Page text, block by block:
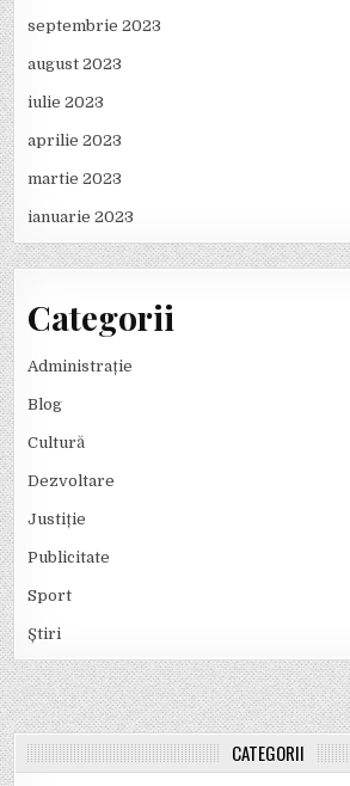
septembrie 2023
august 2023
iulie 2023
aprilie 2023
martie 2023
ianuarie 2023
Categorii
Administrație
Blog
Cultură
Dezvoltare
Justiție
Publicitate
Sport
Știri
CATEGORII